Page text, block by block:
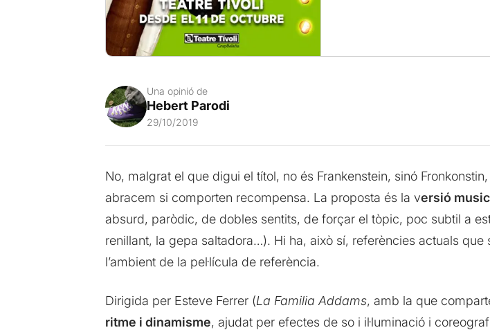
Una opinió de
Hebert Parodi
29/10/2019
No, malgrat el que digui el títol, no és Frankenstein, sinó
abracem si comporten recompensa. La proposta és la versió
absurd, paròdic, de dobles sentits, de forçar el tòpic, poc subtil a
renillant, la gepa saltadora…). Hi ha, això sí, referències actuals que
l’ambient de la pel·lícula de referència.
Dirigida per Esteve Ferrer (La Familia Addams, amb la que
ritme i dinamisme, ajudat per efectes de so i il·luminació i